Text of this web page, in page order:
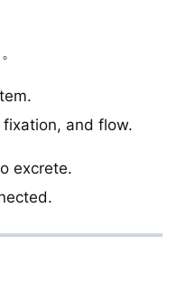
and flow.
excrete.